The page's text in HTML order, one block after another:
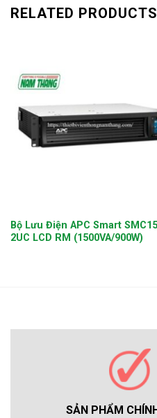
RELATED PRODUCTS
Bộ Lưu Điện APC Smart
2UC LCD RM (1500VA/900W)
SẢN PHẨM